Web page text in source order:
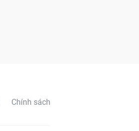
Chính sách